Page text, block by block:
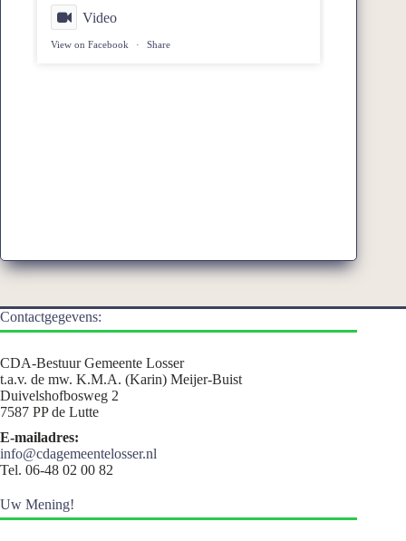
Video
View on Facebook · Share
Contactgegevens:
CDA-Bestuur Gemeente Losser
t.a.v. de mw. K.M.A. (Karin) Meijer-Buist
Duivelshofbosweg 2
7587 PP de Lutte
E-mailadres:
info@cdagemeentelosser.nl
Tel. 06-48 02 00 82
Uw Mening!